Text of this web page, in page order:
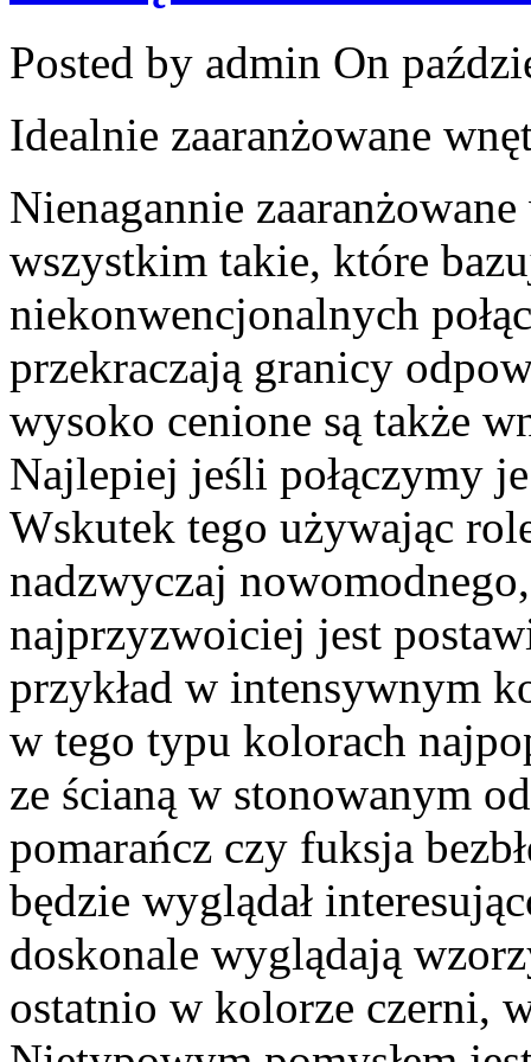
Posted by admin On
Idealnie zaaranżowane
Nienagannie
wszystkim takie, które
niekonwencjonalnych
przekraczają granicy
wysoko cenione są także
Najlepiej jeśli połączymy
Wskutek tego używając
nadzwyczaj
najprzyzwoiciej jest
przykład w intensywnym
w tego typu kolorach
ze ścianą w stonowanym
pomarańcz czy fuksja
będzie wyglądał
doskonale wyglądają
ostatnio w kolorze czerni,